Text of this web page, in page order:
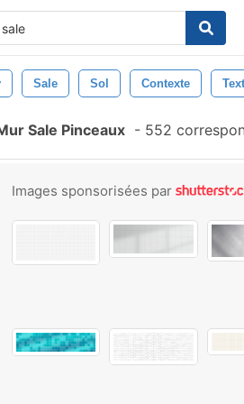
Sale Sol Contexte
Sale Pinceaux - 552
Images sponsorisées par